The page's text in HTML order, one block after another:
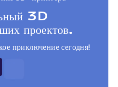
3D
проектов.
приключение сегодня!